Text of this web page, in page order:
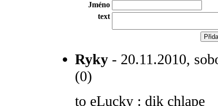
Jméno
text
Ryky - 20.11.2010,
(0)
to eLucky : dik chlape